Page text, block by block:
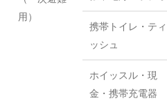
用）
携帯トイレ・ティ
ッシュ
ホイッスル・現
金・携帯充電器